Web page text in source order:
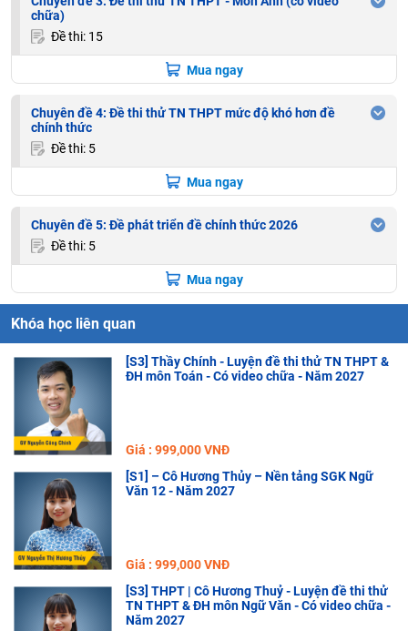
chữa)
Đề thi: 15
Mua ngay
Chuyên đề 4: Đề thi thử TN THPT mức độ khó hơn đề
chính thức
Đề thi: 5
Mua ngay
Chuyên đề 5: Đề phát triển đề chính thức 2026
Đề thi: 5
Mua ngay
Khóa học liên quan
[S3] Thầy Chính - Luyện đề thi thử TN THPT &
ĐH môn Toán - Có video chữa - Năm 2027
Giá : 999,000 VNĐ
[S1] – Cô Hương Thủy – Nền tảng SGK Ngữ
Văn 12 - Năm 2027
Giá : 999,000 VNĐ
[S3] THPT | Cô Hương Thuỷ - Luyện đề thi thử
TN THPT & ĐH môn Ngữ Văn - Có video chữa -
Năm 2027